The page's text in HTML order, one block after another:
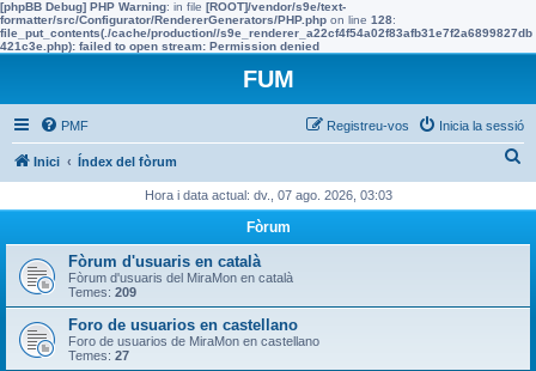
[phpBB Debug] PHP Warning: in file [ROOT]/vendor/s9e/text-
formatter/src/Configurator/RendererGenerators/PHP.php on line 128:
file_put_contents(./cache/production//s9e_renderer_a22cf4f54a02f83afb31e7f2a6899827db
421c3e.php): failed to open stream: Permission denied
FUM
PMF Inicia la sessió
Registreu-vos
Inici Índex del fòrum
c
Hora i data actual: dv., 07 ago. 2026, 03:03
Fòrum
Fòrum d'usuaris en català
Fòrum d'usuaris del MiraMon en català
Temes: 209
Foro de usuarios en castellano
Foro de usuarios de MiraMon en castellano
Temes: 27